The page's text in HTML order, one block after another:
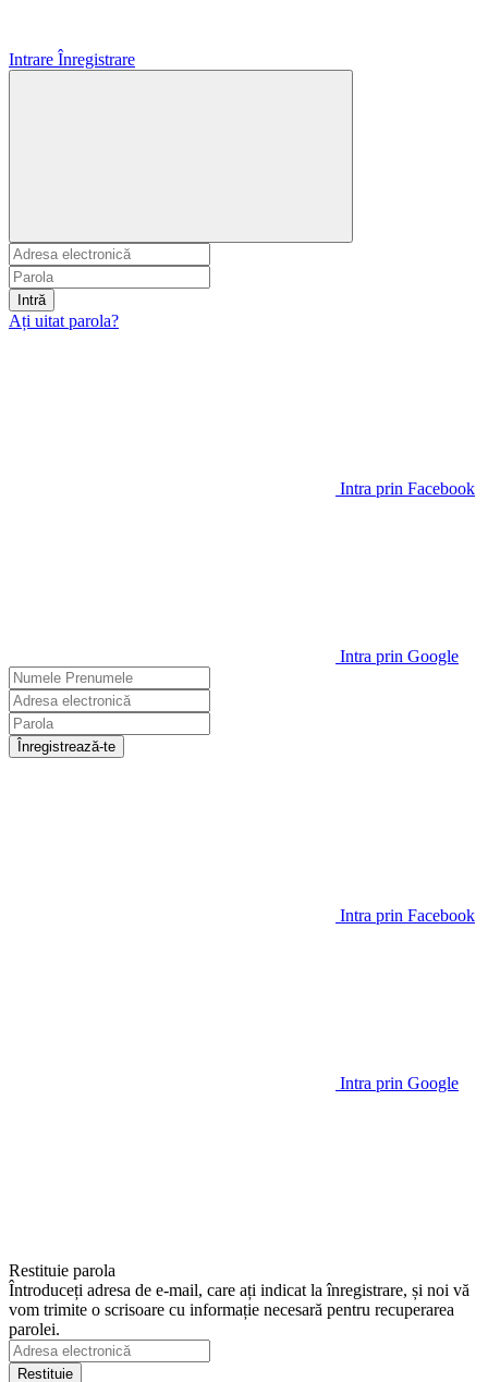
Intrare Înregistrare
Intră
Ați uitat parola?
Intra prin Facebook
Intra prin Google
Înregistrează-te
Intra prin Facebook
Intra prin Google
Restituie parola
Întroduceți adresa de e-mail, care ați indicat la înregistrare, și noi vă
vom trimite o scrisoare cu informație necesară pentru recuperarea
parolei.
Restituie